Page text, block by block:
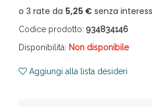
Codice prodotto: 934834146
Disponibilità: Non disponibile
Aggiungi alla lista desideri